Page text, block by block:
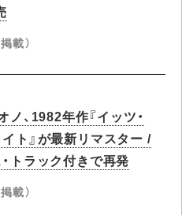
載）
ノ、1982年作『イッツ・
ト』が最新リマスター /
トラック付きで再発
載）